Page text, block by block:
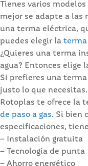
Tienes varios
mejor se adapte a las
una terma eléctrica,
puedes elegir la terma
¿Quieres una terma
agua? Entonces elige
Si prefieres una
justo lo que
Rotoplas te ofrece la
de paso a gas. Si bien
especificaciones,
– Instalación gratuita
– Tecnología de punta
– Ahorro energético